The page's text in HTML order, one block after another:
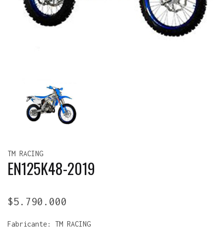
TM RACING
EN125K48-2019
$5.790.000
Fabricante: TM RACING